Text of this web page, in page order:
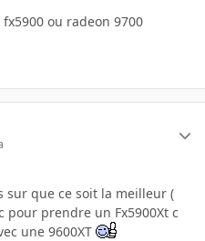
ou radeon 9700
sur que ce soit la meilleur (
prendre un Fx5900Xt c
une 9600XT